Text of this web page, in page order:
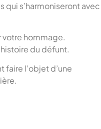
qui s’harmoniseront avec
votre hommage.
du défunt.
faire l’objet d’une